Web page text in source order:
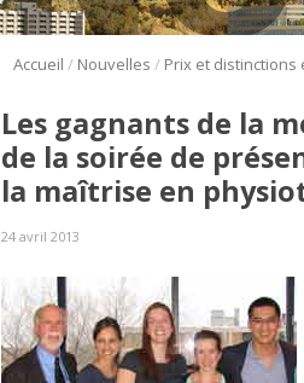
Accueil / Nouvelles / Prix et distinctions
Les gagnants de la
de la soirée de
la maîtrise en
24 avril 2013